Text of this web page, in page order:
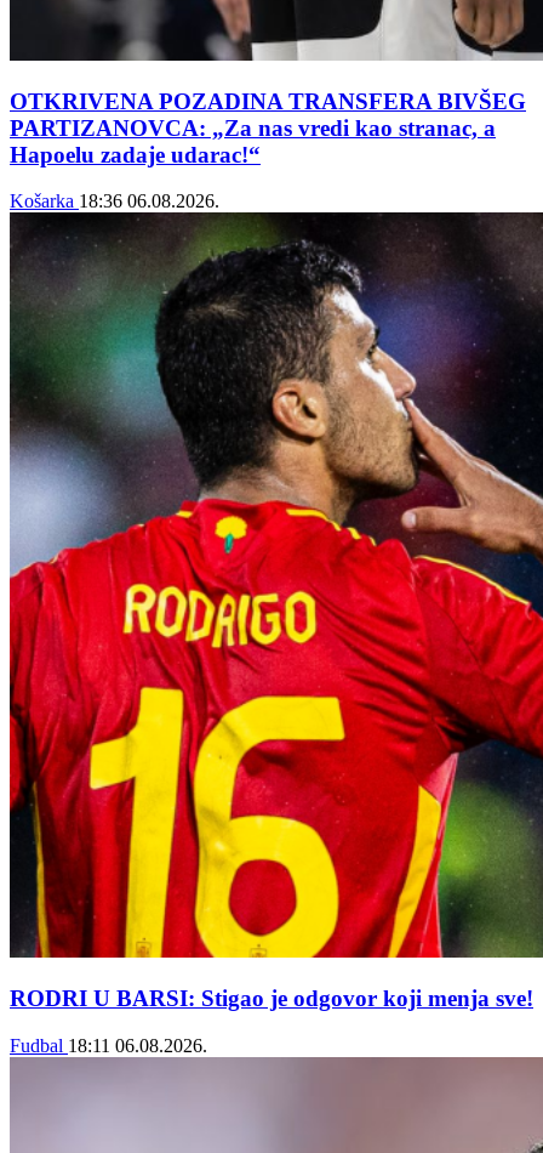
OTKRIVENA POZADINA TRANSFERA BIVŠEG
PARTIZANOVCA: „Za nas vredi kao stranac, a
Hapoelu zadaje udarac!“
Košarka 18:36 06.08.2026.
RODRI U BARSI: Stigao je odgovor koji menja sve!
Fudbal 18:11 06.08.2026.